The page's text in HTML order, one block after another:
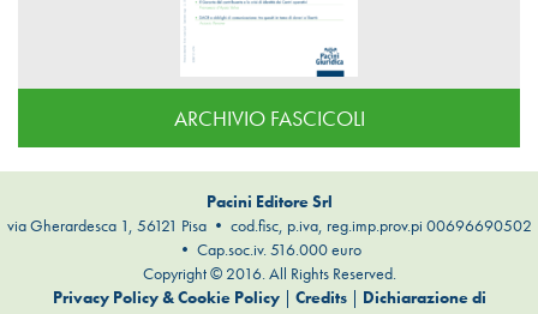
ARCHIVIO FASCICOLI
Pacini Editore Srl
via Gherardesca 1, 56121 Pisa • cod.fisc, p.iva, reg.imp.prov.pi 00696690502
• Cap.soc.iv. 516.000 euro
Copyright © 2016. All Rights Reserved.
Privacy Policy & Cookie Policy| Credits| Dichiarazione di